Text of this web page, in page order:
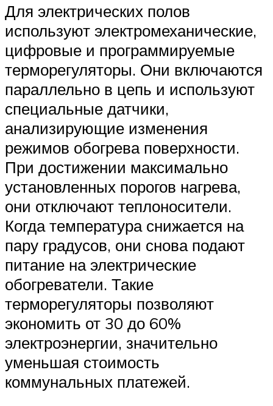
Для электрических полов
используют электромеханические,
цифровые и программируемые
терморегуляторы. Они включаются
параллельно в цепь и используют
специальные датчики,
анализирующие изменения
режимов обогрева поверхности.
При достижении максимально
установленных порогов нагрева,
они отключают теплоносители.
Когда температура снижается на
пару градусов, они снова подают
питание на электрические
обогреватели. Такие
терморегуляторы позволяют
экономить от 30 до 60%
электроэнергии, значительно
уменьшая стоимость
коммунальных платежей.